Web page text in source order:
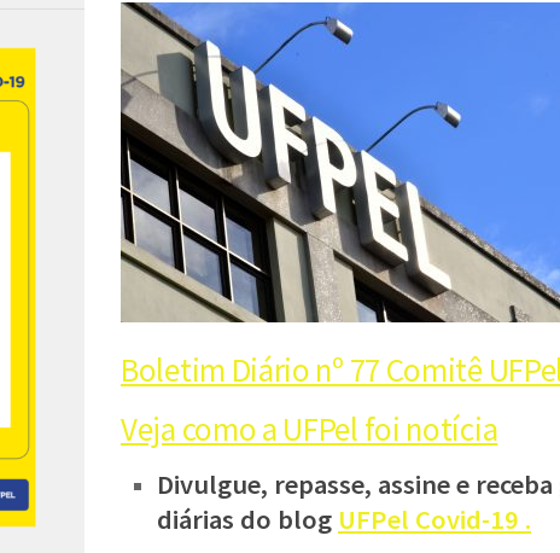
Boletim Diário nº 77 Comitê
Veja como a UFPel foi notícia
Divulgue, repasse, assine e
diárias do blog UFPel Covid-19 .